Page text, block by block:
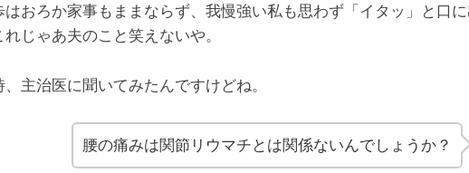
おろか家事もままならず、我慢強い私も思わず「イタッ」と口に
じゃあ夫のこと笑えないや。
主治医に聞いてみたんですけどね。
腰の痛みは関節リウマチとは関係ないんでしょうか？